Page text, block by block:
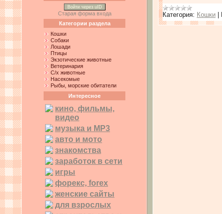
Войти через uID
Старая форма входа
Категории раздела
Кошки
Собаки
Лошади
Птицы
Экзотические животные
Ветеринария
С/х животные
Насекомые
Рыбы, морские обитатели
Интересное
кино, фильмы,
видео
музыка и MP3
авто и мото
знакомства
заработок в сети
игры
форекс, forex
женские сайты
для взрослых
Категория: Кошки